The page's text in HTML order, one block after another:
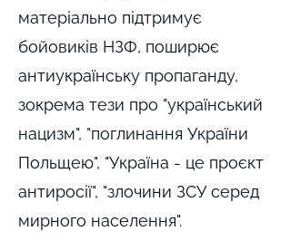
матеріально підтримує
бойовиків НЗФ, поширює
антиукраїнську пропаганду,
зокрема тези про "український
нацизм", "поглинання України
Польщею", "Україна - це проєкт
антиросії", "злочини ЗСУ серед
мирного населення".